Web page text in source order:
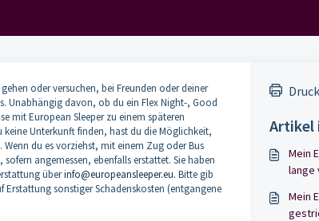
oder versuchen, bei Freunden oder deiner
Unabhängig davon, ob du ein Flex Night-, Good
mit European Sleeper zu einem späteren
Unterkunft finden, hast du die Möglichkeit,
du es vorziehst, mit einem Zug oder Bus
angemessen, ebenfalls erstattet. Sie haben
überinfo@europeansleeper.eu. Bitte gib
Erstattung sonstiger Schadenskosten (entgangene
Artikel
Mein
lange
was
Mein